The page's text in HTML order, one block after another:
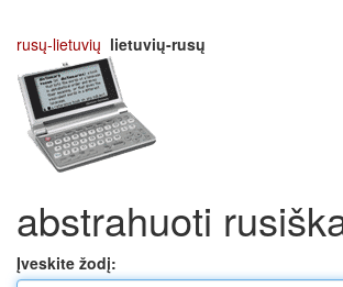
rusų-lietuvių lietuvių-rusų
abstrahuoti
Įveskite žodį: